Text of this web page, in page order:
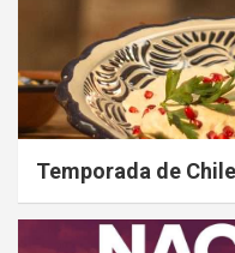
Temporada de